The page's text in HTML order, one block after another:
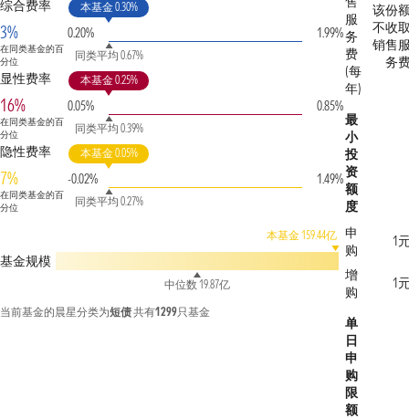
综合费率
3%
在同类基金的百
分位
0.20%
本基金 0.30%
同类平均 0.67%
1.99%
显性费率
16%
在同类基金的百
分位
0.05%
本基金 0.25%
同类平均 0.39%
0.85%
隐性费率
7%
在同类基金的百
分位
-0.02%
本基金 0.05%
同类平均 0.27%
1.49%
基金规模
本基金 159.44亿
中位数 19.87亿
当前基金的晨星分类为短债共有1299只基金
服
务
费
(每
年)
该份
不收
销售
务
最
小
投
资
额
度
申
购
1
增
购
1
单
日
申
购
限
额